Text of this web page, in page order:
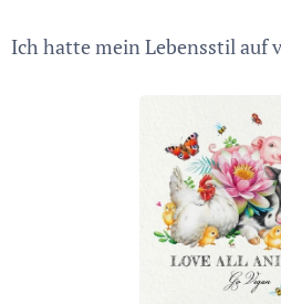
Ich hatte mein Lebensstil auf